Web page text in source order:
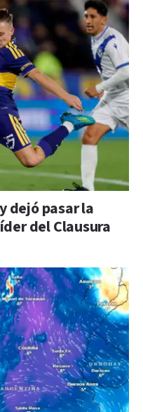
dejó pasar la
del Clausura